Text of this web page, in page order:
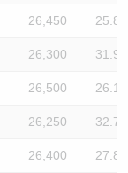
26,450 25.8
26,300 31.9
26,500 26.1
26,250 32.7
26,400 27.8